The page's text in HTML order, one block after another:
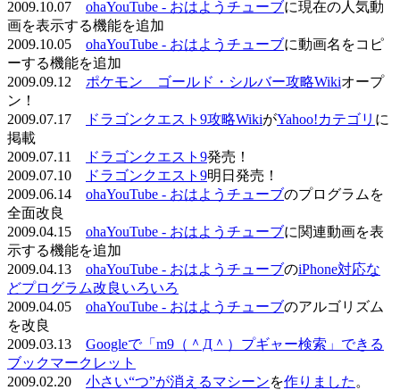
2009.10.07 ohaYouTube - おはようチューブに現在の人気動
画を表示する機能を追加
2009.10.05 ohaYouTube - おはようチューブに動画名をコピ
ーする機能を追加
2009.09.12 ポケモン ゴールド・シルバー攻略Wikiオープ
ン！
2009.07.17
ドラゴンクエスト9攻略WikiがYahoo!カテゴリ に
掲載
2009.07.11
ドラゴンクエスト9発売！
2009.07.10
ドラゴンクエスト9明日発売！
2009.06.14 ohaYouTube - おはようチューブのプログラムを
全面改良
2009.04.15 ohaYouTube - おはようチューブに関連動画を表
示する機能を追加
2009.04.13 ohaYouTube - おはようチューブのiPhone対応な
どプログラム改良いろいろ
2009.04.05 ohaYouTube - おはようチューブのアルゴリズム
を改良
2009.03.13 Googleで「m9（＾Д＾）プギャー検索」できる
ブックマークレット
2009.02.20 小さい“つ”が消えるマシーンを作りました 。